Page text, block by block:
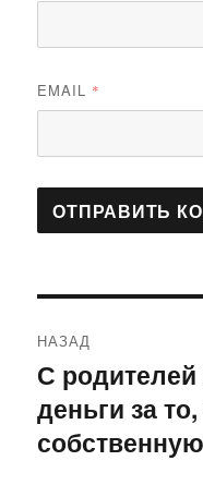
EMAIL *
по
записям
НАЗАД
Предыдущая
запись:
С родителей
деньги за